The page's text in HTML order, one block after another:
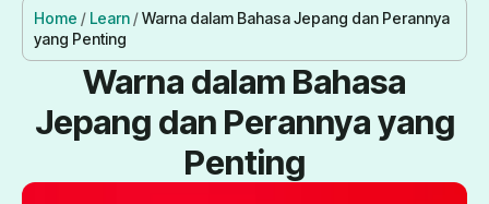
Home / Learn /Warna dalam Bahasa Jepang dan Perannya
yang Penting
Warna dalam Bahasa
Jepang dan Perannya yang
Penting